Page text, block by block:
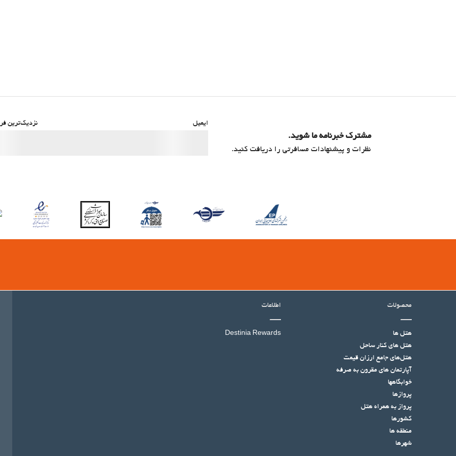
مشترک خبرنامه ما شوید.
نظرات و پیشنهادات مسافرتی را دریافت کنید.
ایمیل نزدیک‌ترین
محصولات
هتل ها
هتل‌ های کنار ساحل
هتل‌های جامع ارزان قیمت
آپارتمان های مقرون به صرفه
خوابگاهها
پروازها
پرواز به همراه هتل
کشورها
منطقه ها
شهرها
اطلاعات
Destinia Rewards